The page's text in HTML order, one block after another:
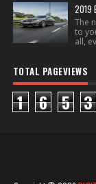
2019
The
to
all,
TOTAL PAGEVIEWS
1 6 5 3